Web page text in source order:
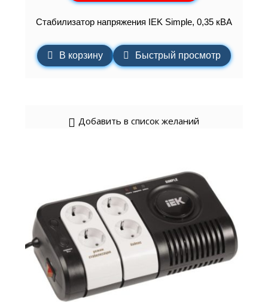
Стабилизатор напряжения IEK Simple, 0,35 кВА
В корзину Быстрый просмотр
Добавить в список желаний